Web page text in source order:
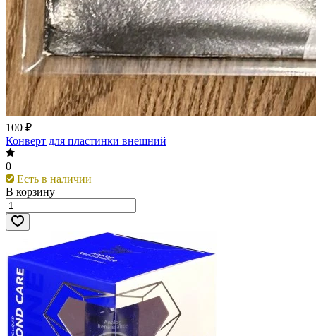
100 ₽
Конверт для пластинки внешний
0
Есть в наличии
В корзину